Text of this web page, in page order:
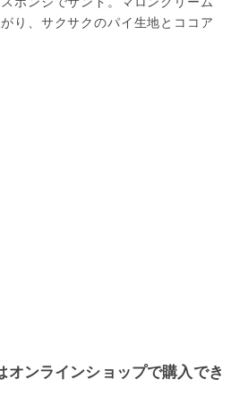
り、サクサクのパイ生地とココア
オンラインショップで購入でき